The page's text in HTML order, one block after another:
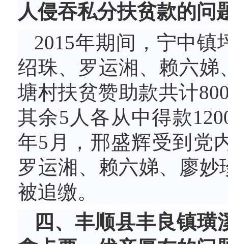
人侵吞私分扶贫款的问
2015年期间，宁中
绍珠、罗运湘、赖六
塘村扶贫赞助款共计
其余5人各从中得款
年5月，邢盛辉受到党
罗运湘、赖六娣、廖
被追缴。
四、丰顺县丰良镇